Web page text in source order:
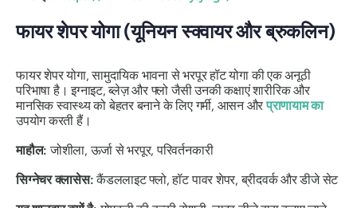
फायर शेपर योगा (यूनियन स्क्वायर और ब्रुकलिन)
फायर शेपर योगा, सामुदायिक भावना से भरपूर हॉट योगा की एक अनूठी
परिभाषा है। इग्नाइट, ब्लेज़ और फ्लो जैसी उनकी कक्षाएं शारीरिक और
मानसिक स्वास्थ्य को बेहतर बनाने के लिए गर्मी, आसन औरप्राणायाम का
उपयोग करती हैं।
माहौल: जोशीला, ऊर्जा से भरपूर, परिवर्तनकारी
सिग्नेचर क्लासेस:कैंडललाइट फ्लो, हॉट पावर शेपर, ब्रीदवर्क और डीजे सेट